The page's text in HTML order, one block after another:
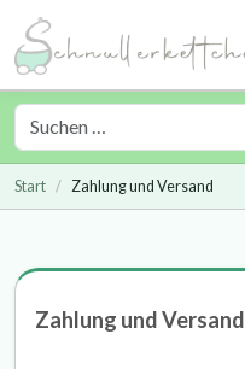
Start Zahlung und Versand
Zahlung und Versand